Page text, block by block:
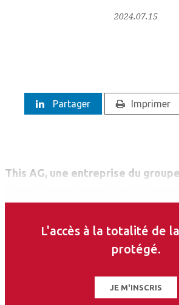
2024.07.15
Partager Imprimer
This AG, une entreprise du
phacoémulsificateur Sophi. La
facilité de manipulation et
d’opération », ainsi que sur sa
L'accès à la totalité de
protégé.
JE M'INSCRIS